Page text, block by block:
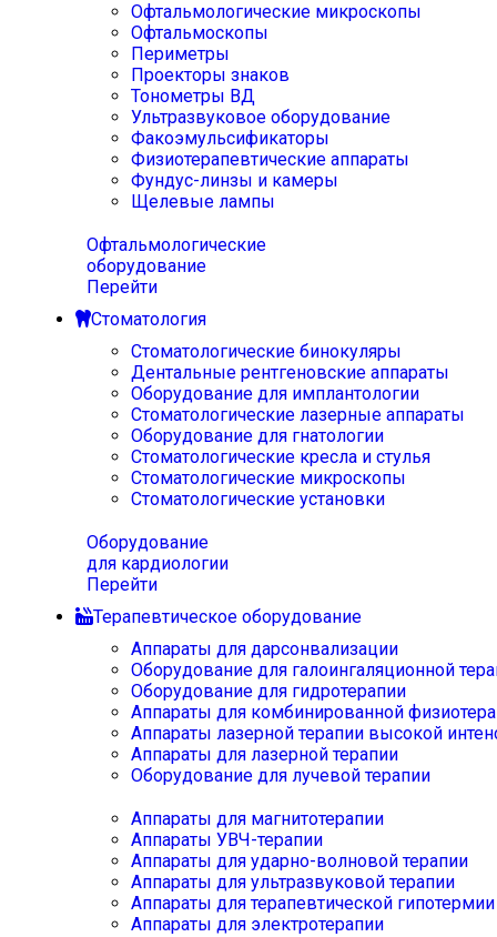
Офтальмологические микроскопы
Офтальмоскопы
Периметры
Проекторы знаков
Тонометры ВД
Ультразвуковое оборудование
Факоэмульсификаторы
Физиотерапевтические аппараты
Фундус-линзы и камеры
Щелевые лампы
Офтальмологические
оборудование
Перейти
Стоматология
Стоматологические бинокуляры
Дентальные рентгеновские аппараты
Оборудование для имплантологии
Стоматологические лазерные аппараты
Оборудование для гнатологии
Стоматологические кресла и стулья
Стоматологические микроскопы
Стоматологические установки
Оборудование
для кардиологии
Перейти
Терапевтическое оборудование
Аппараты для дарсонвализации
Оборудование для галоингаляционной
Оборудование для гидротерапии
Аппараты для комбинированной
Аппараты лазерной терапии высокой
Аппараты для лазерной терапии
Оборудование для лучевой терапии
Аппараты для магнитотерапии
Аппараты УВЧ-терапии
Аппараты для ударно-волновой терапии
Аппараты для ультразвуковой терапии
Аппараты для терапевтической
Аппараты для электротерапии